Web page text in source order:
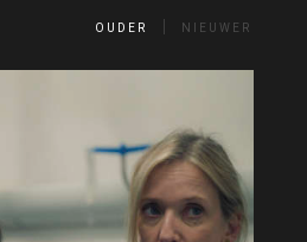
OUDER NIEUWER